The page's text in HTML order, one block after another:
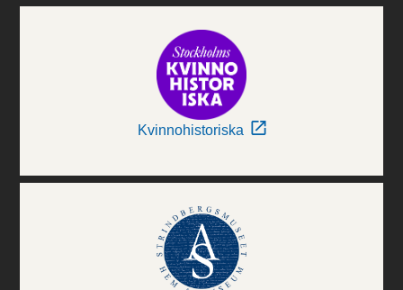
Kvinnohistoriska